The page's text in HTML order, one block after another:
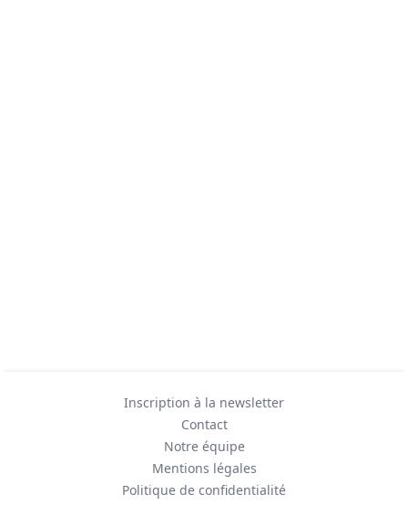
Inscription à la newsletter
Contact
Notre équipe
Mentions légales
Politique de confidentialité